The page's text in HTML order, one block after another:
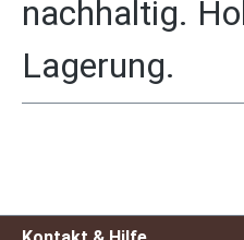
nachhaltig.
Lagerung.